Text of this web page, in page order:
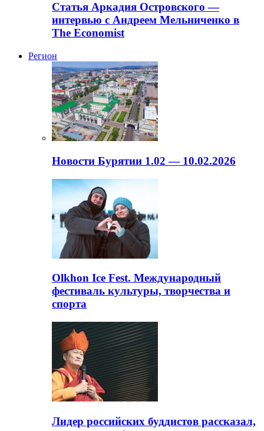
Статья Аркадия Островского —
интервью с Андреем Мельниченко в
The Economist
Регион
Новости Бурятии 1.02 — 10.02.2026
Olkhon Ice Fest. Международный
фестиваль культуры, творчества и
спорта
Лидер российских буддистов рассказал,